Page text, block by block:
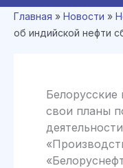
Главная » Новости »
об индийской нефти
Белорусские
свои планы